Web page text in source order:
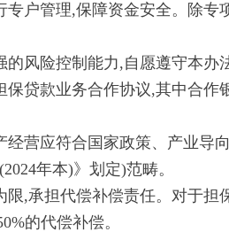
户管理,保障资金安全。除
险控制能力,自愿遵守本办
款业务合作协议,其中合作
应符合国家政策、产业导向,
年本)》划定)范畴。
担代偿补偿责任。对于担
的代偿补偿。